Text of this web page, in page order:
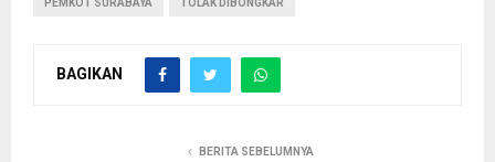
PEMKOT SURABAYA TOLAK DIBONGKAR
BAGIKAN
BERITA SEBELUMNYA